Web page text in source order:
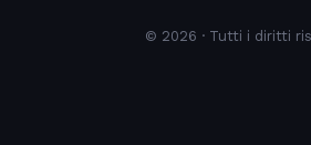
© 2026 · Tutti i diritti